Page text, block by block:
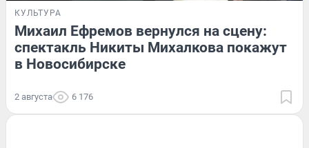
КУЛЬТУРА
Михаил Ефремов вернулся на сцену:
спектакль Никиты Михалкова покажут
в Новосибирске
2 августа 6 176